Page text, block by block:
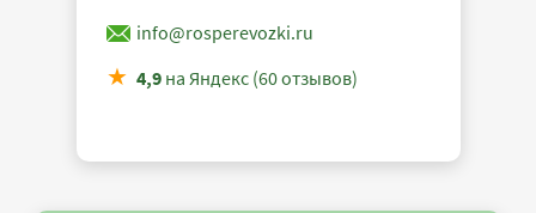
info@rosperevozki.ru
4,9на Яндекс (60 отзывов)